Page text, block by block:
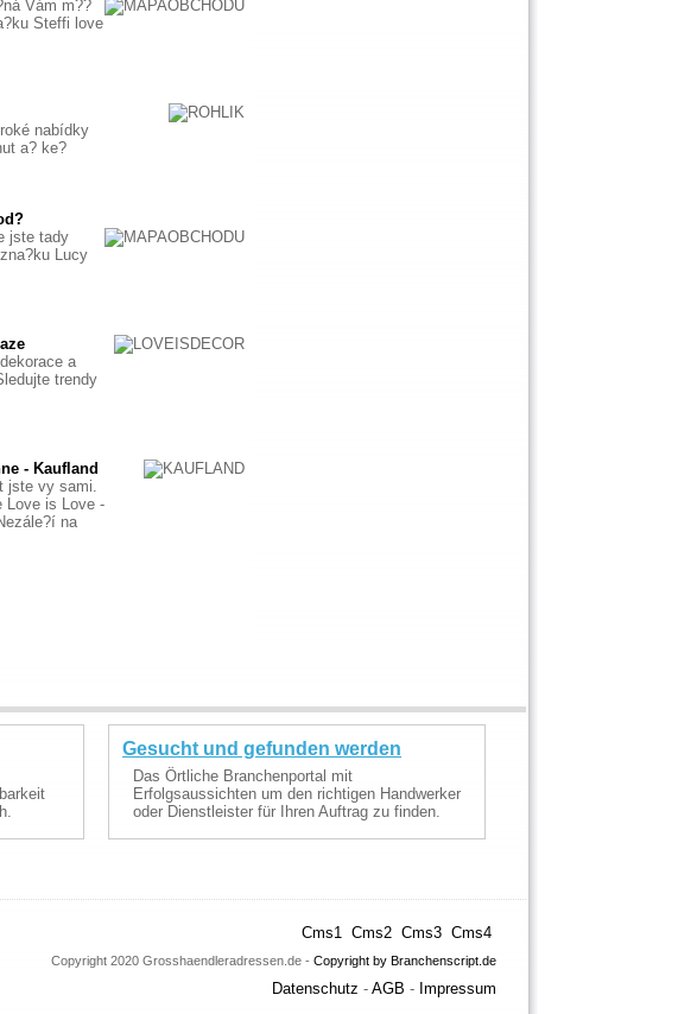
Vám m??
Steffi love
nabídky
a? ke?
jste tady
Lucy
a
trendy
- Kaufland
jste vy sami.
Love is Love -
na
Gesucht und gefunden werden
Das Örtliche Branchenportal mit
Erfolgsaussichten um den richtigen Handwerker
oder Dienstleister für Ihren Auftrag zu finden.
Cms1 Cms2 Cms3 Cms4
Copyright 2020 Grosshaendleradressen.de - Copyright by Branchenscript.de
Datenschutz - AGB - Impressum